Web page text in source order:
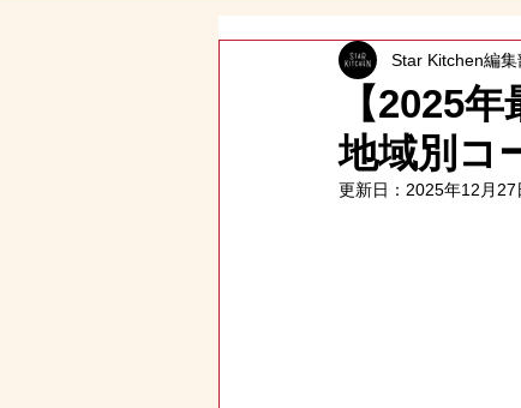
【2025
地域別コ
Star Kitchen編集
更新日： 2025年12月27